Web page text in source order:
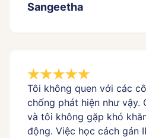
Sangeetha
Tôi không quen với các
chống phát hiện như vậy.
và tôi không gặp khó
động. Việc học cách gán